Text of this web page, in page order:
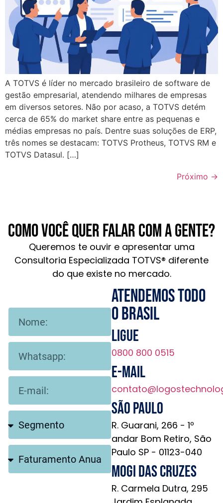
A TOTVS é líder no mercado brasileiro de software de
gestão empresarial, atendendo milhares de empresas
em diversos setores. Não por acaso, a TOTVS detém
cerca de 65% do market share entre as pequenas e
médias empresas no país. Dentre suas soluções de ERP,
três nomes se destacam: TOTVS Protheus, TOTVS RM e
TOTVS Datasul. […]
Próximo →
Como você quer falar com a gente?
Queremos te ouvir e apresentar uma
Consultoria Especializada TOTVS® diferente
do que existe no mercado.
Atendemos todo
o brasil
Ligue
0800 800 0515
E-mail
São Paulo
R. Guarani, 266 - 1º
andar Bom Retiro, São
Paulo SP - 01123-040
Mogi das Cruzes
R. Carmela Dutra, 295